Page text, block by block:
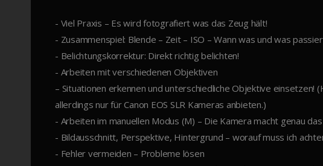
- Viel Praxis – Es wird fotografiert was das Zeug hält!
- Zusammenspiel: Blende – Zeit – ISO – Wann was und was
- Belichtungskorrektur: Direkt richtig belichten!
- Arbeiten mit verschiedenen Objektiven
– Situationen erkennen und unterschiedliche Objektive einsetzen!
allerdings nur für Canon EOS SLR Kameras anbieten.)
- Arbeiten im manuellen Modus (M) – Die Kamera macht genau
- Bildausschnitt, Perspektive, Hintergrund – worauf muss ich
- Fehler vermeiden – Probleme lösen